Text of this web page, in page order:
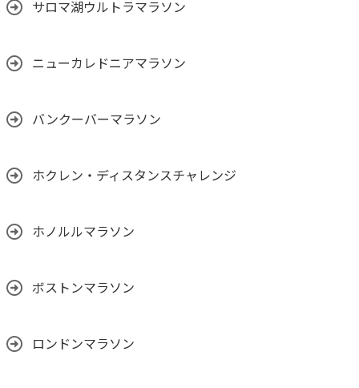
サロマ湖ウルトラマラソン
ニューカレドニアマラソン
バンクーバーマラソン
ホクレン・ディスタンスチャレンジ
ホノルルマラソン
ボストンマラソン
ロンドンマラソン